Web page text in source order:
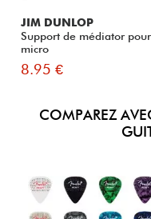
JIM DUNLOP
Support de médiator pour
micro
8.95 €
COMPAREZ